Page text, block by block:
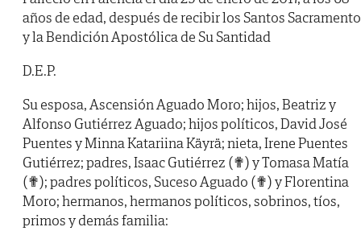
años de edad, después de recibir los Santos
y la Bendición Apostólica de Su Santidad
D.E.P.
Su esposa, Ascensión Aguado Moro; hijos, Beatriz y
Alfonso Gutiérrez Aguado; hijos políticos, David José
Puentes y Minna Katariina Käyrä; nieta, Irene Puentes
Gutiérrez; padres, Isaac Gutiérrez (✟) y Tomasa Matía
(✟); padres políticos, Suceso Aguado (✟) y Florentina
Moro; hermanos, hermanos políticos, sobrinos, tíos,
primos y demás familia: